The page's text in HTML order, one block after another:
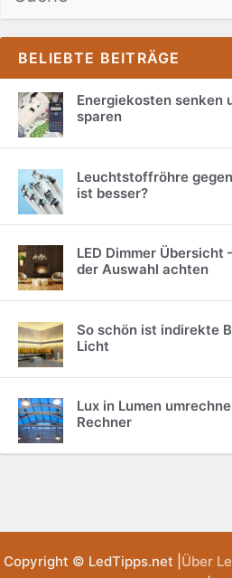
BELIEBTE BEITRÄGE
Energiekosten senken
sparen
Leuchtstoffröhre
ist besser?
LED Dimmer Übersicht
der Auswahl achten
So schön ist indirekte
Licht
Lux in Lumen
Rechner
Copyright © LedTipps.net | Über